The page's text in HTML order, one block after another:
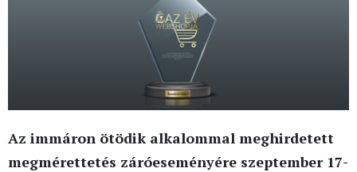
Az immáron ötödik alkalommal meghirdetett
megmérettetés záróeseményére szeptember 17-